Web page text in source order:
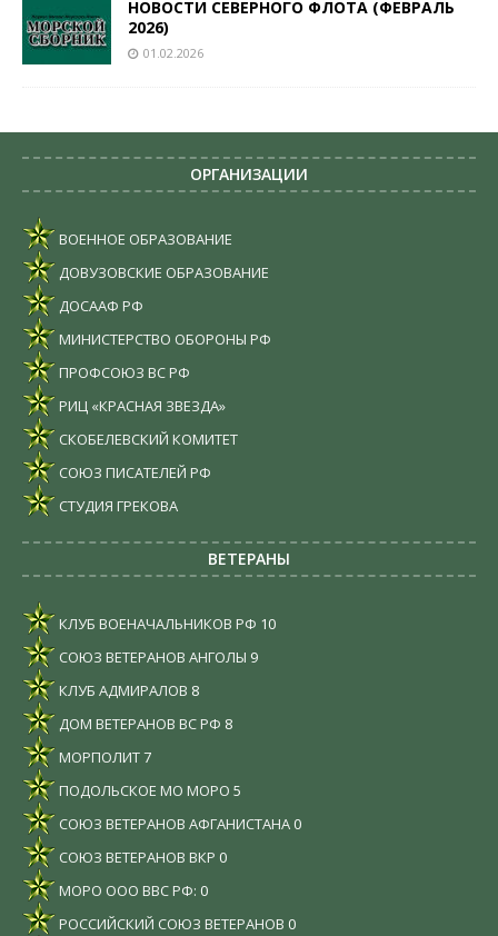
НОВОСТИ СЕВЕРНОГО ФЛОТА (ФЕВРАЛЬ
2026)
01.02.2026
ОРГАНИЗАЦИИ
ВОЕННОЕ ОБРАЗОВАНИЕ
ДОВУЗОВСКИЕ ОБРАЗОВАНИЕ
ДОСААФ РФ
МИНИСТЕРСТВО ОБОРОНЫ РФ
ПРОФСОЮЗ ВС РФ
РИЦ «КРАСНАЯ ЗВЕЗДА»
СКОБЕЛЕВСКИЙ КОМИТЕТ
СОЮЗ ПИСАТЕЛЕЙ РФ
СТУДИЯ ГРЕКОВА
ВЕТЕРАНЫ
КЛУБ ВОЕНАЧАЛЬНИКОВ РФ 10
СОЮЗ ВЕТЕРАНОВ АНГОЛЫ 9
КЛУБ АДМИРАЛОВ 8
ДОМ ВЕТЕРАНОВ ВС РФ 8
МОРПОЛИТ7
ПОДОЛЬСКОЕ МО МОРО 5
СОЮЗ ВЕТЕРАНОВ АФГАНИСТАНА 0
СОЮЗ ВЕТЕРАНОВ ВКР 0
МОРО ООО ВВС РФ: 0
РОССИЙСКИЙ СОЮЗ ВЕТЕРАНОВ 0